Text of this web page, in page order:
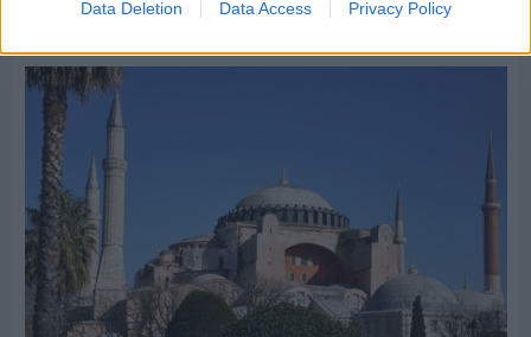
Data Deletion Data Access Privacy Policy